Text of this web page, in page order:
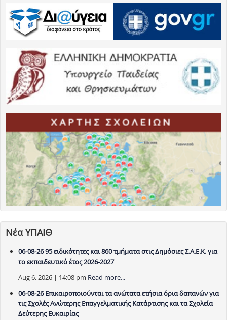
Νέα ΥΠΑΙΘ
06-08-26 95 ειδικότητες και 860 τμήματα στις Δημόσιες Σ.Α.Ε.Κ. για
το εκπαιδευτικό έτος 2026-2027
Aug 6, 2026 | 14:08 pm Read more...
06-08-26 Επικαιροποιούνται τα ανώτατα ετήσια όρια δαπανών για
τις Σχολές Ανώτερης Επαγγελματικής Κατάρτισης και τα Σχολεία
Δεύτερης Ευκαιρίας